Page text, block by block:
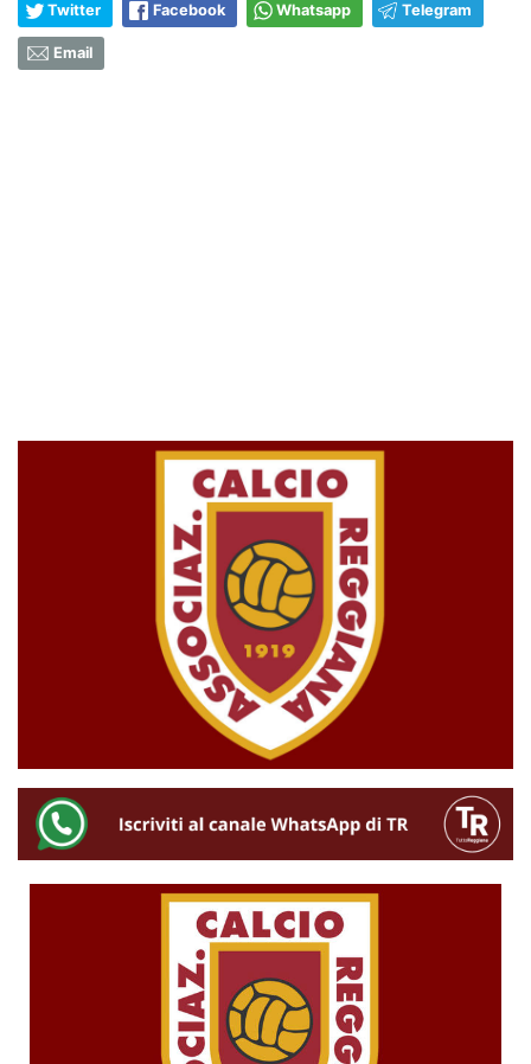
Twitter Facebook Whatsapp Telegram
Email